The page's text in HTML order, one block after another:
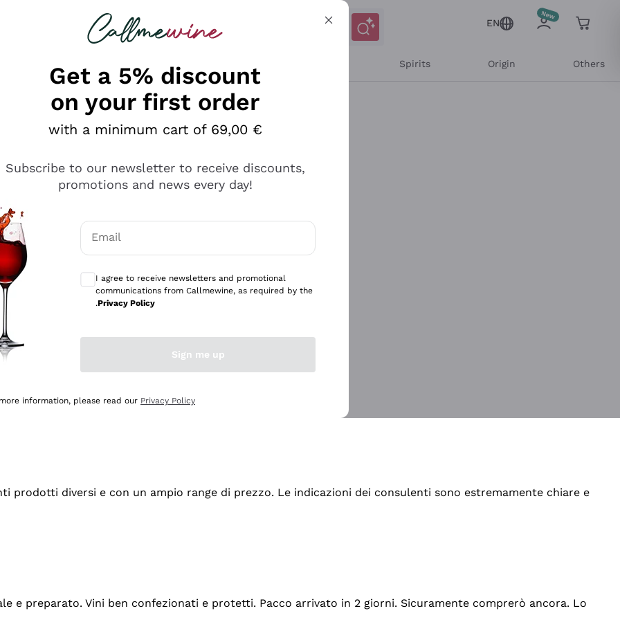
looking for
EN
Spirits Origin Others
professionalità
diversi e con un ampio range di prezzo. Le indicazioni dei consulenti sono estremamente chiare e
e preparato. Vini ben confezionati e protetti. Pacco arrivato in 2 giorni. Sicuramente comprerò ancora. Lo
Get a 5% discount
on your first order
with a minimum cart of 69,00 €
Subscribe to our newsletter to receive discounts,
promotions and news every day!
Email
I agree to receive newsletters and promotional
communications from Callmewine, as required by the
.Privacy Policy
Sign me up
information, please read our Privacy Policy